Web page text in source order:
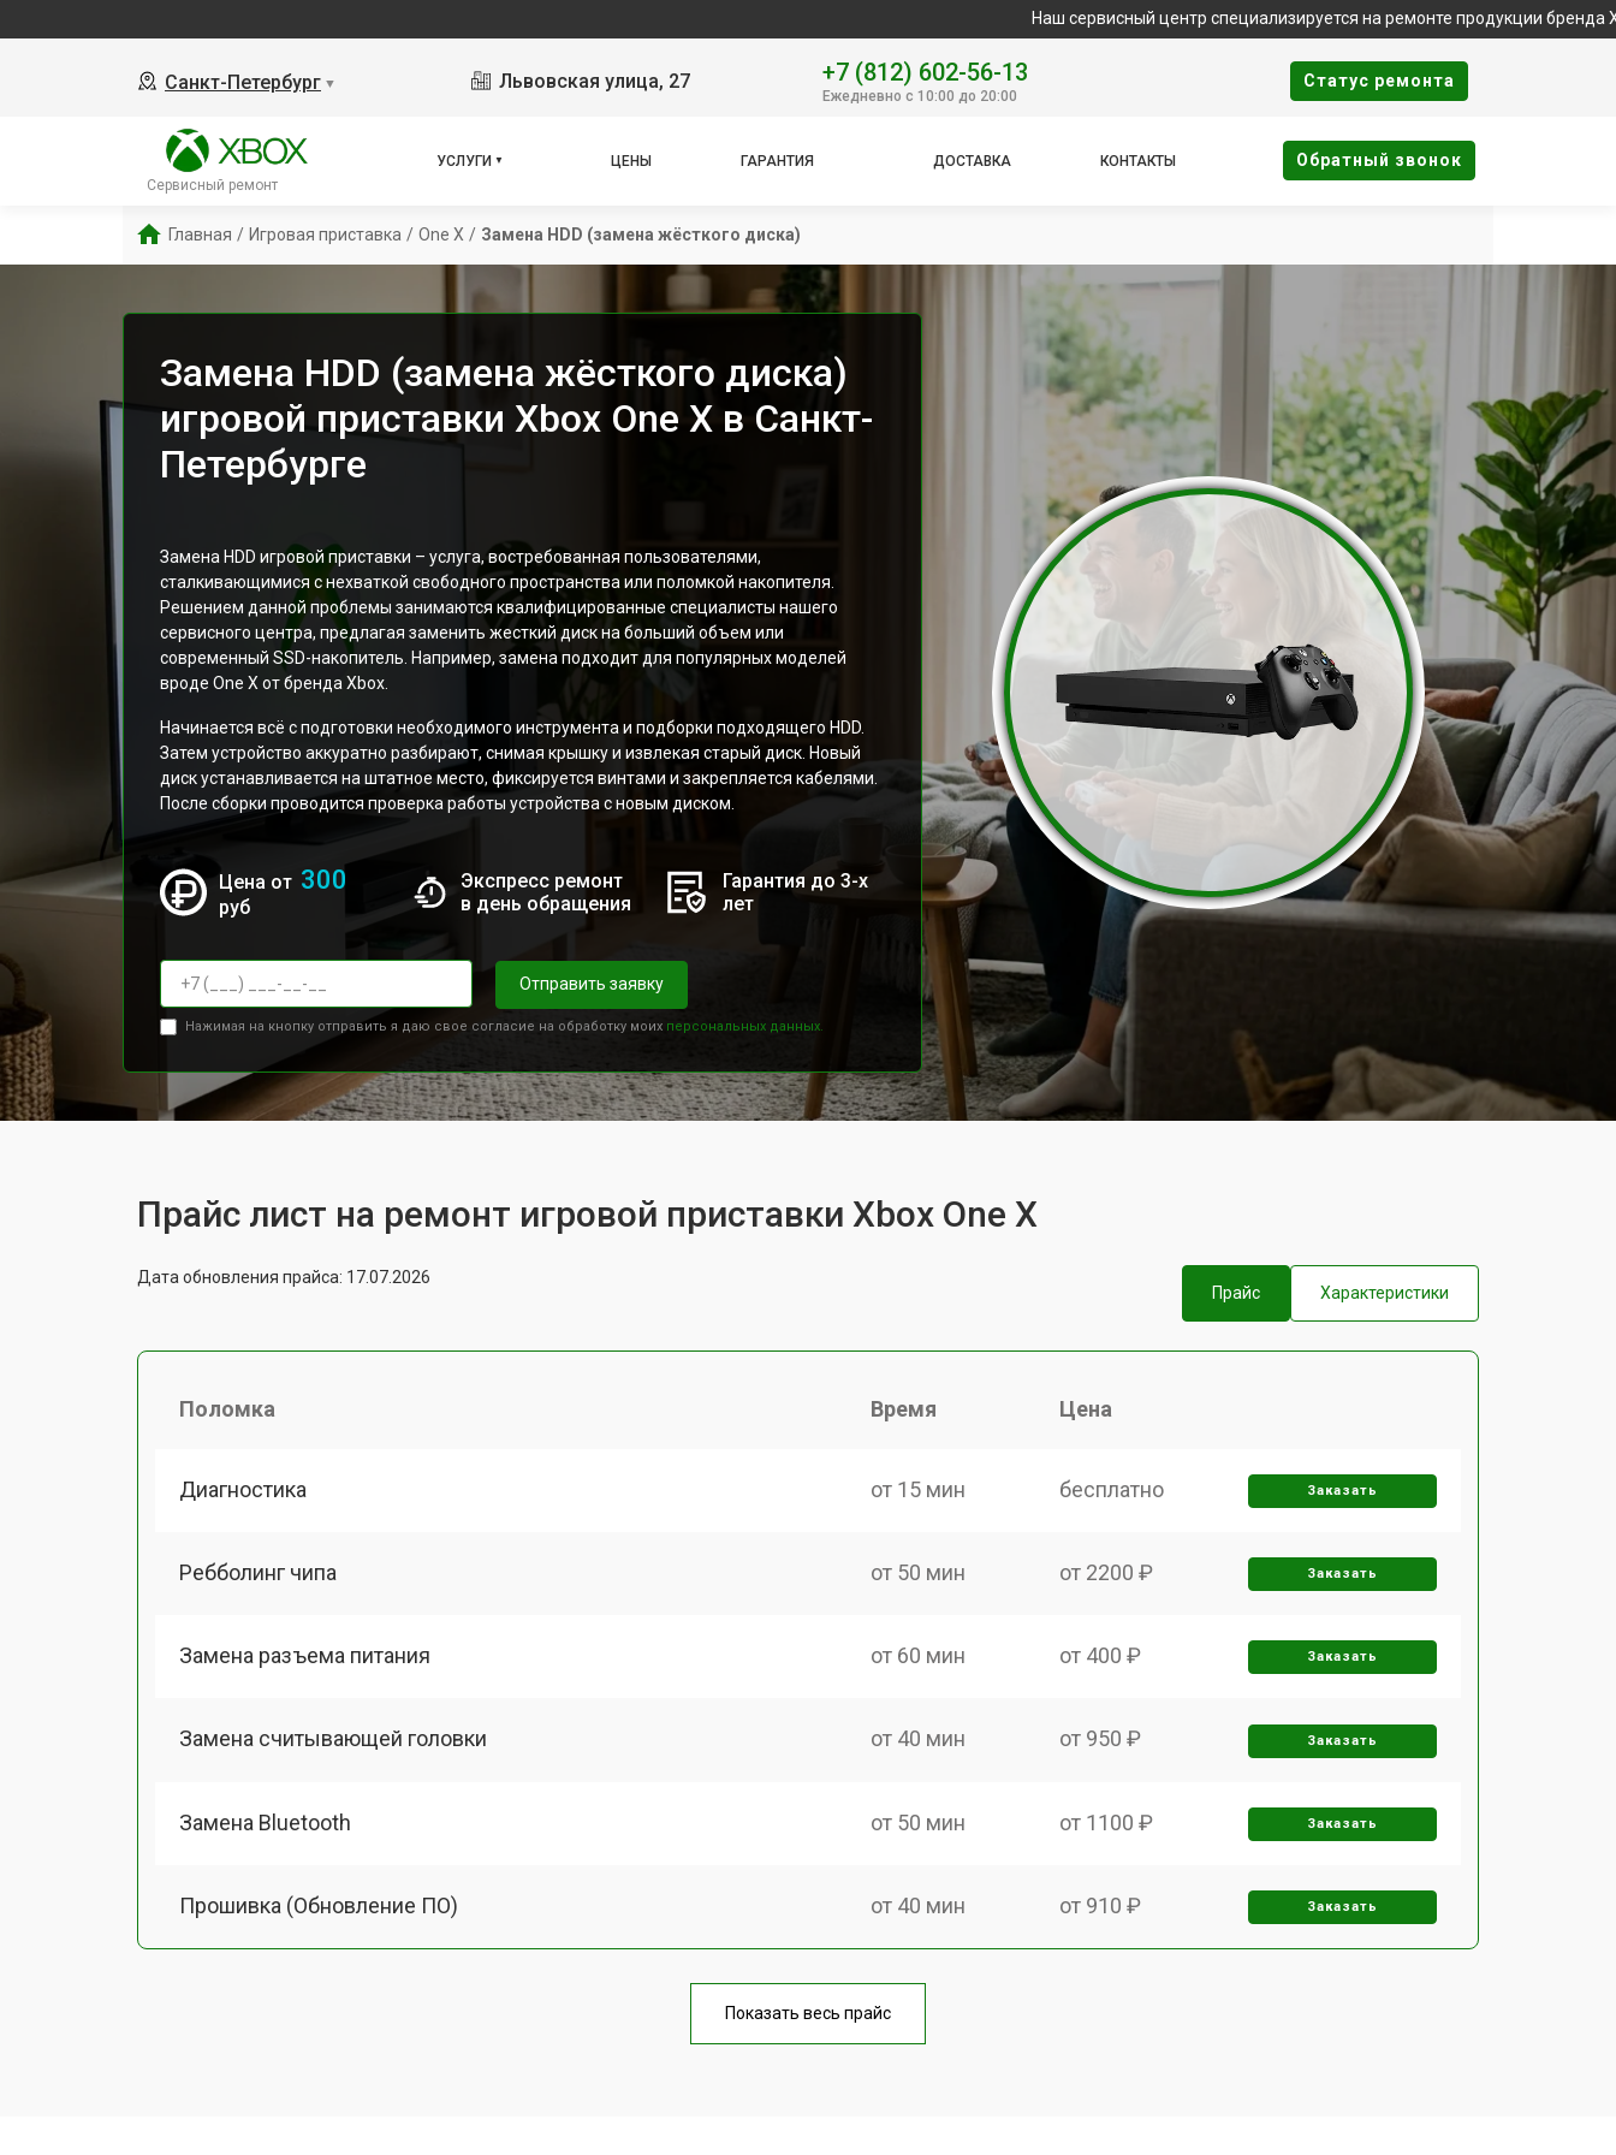
Наш сервисный центр специализируется на ремонте продукции бренда Xbox.
Санкт-Петербург ▼ Львовская улица, 27 +7 (812) 602-56-13
Ежедневно с 10:00 до 20:00
Cтатус ремонта
Сервисный ремонт
УСЛУГИ ЦЕНЫ ГАРАНТИЯ ДОСТАВКА КОНТАКТЫ Oбратный звонок
Главная / Игровая приставка / One X / Замена HDD (замена жёсткого диска)
Замена HDD (замена жёсткого диска)
игровой приставки Xbox One X в Санкт-
Петербурге
Замена HDD игровой приставки – услуга, востребованная пользователями,
сталкивающимися с нехваткой свободного пространства или поломкой накопителя.
Решением данной проблемы занимаются квалифицированные специалисты нашего
сервисного центра, предлагая заменить жесткий диск на больший объем или
современный SSD-накопитель. Например, замена подходит для популярных моделей
вроде One X от бренда Xbox.
Начинается всё с подготовки необходимого инструмента и подборки подходящего HDD.
Затем устройство аккуратно разбирают, снимая крышку и извлекая старый диск. Новый
диск устанавливается на штатное место, фиксируется винтами и закрепляется кабелями.
После сборки проводится проверка работы устройства с новым диском.
Цена от 300
руб
Экспресс ремонт
в день обращения
Гарантия до 3-х
лет
Отправить заявку
Нажимая на кнопку отправить я даю свое согласие на обработку моих персональных данных.
Прайс лист на ремонт игровой приставки Xbox One X
Дата обновления прайса: 17.07.2026
Прайс
Характеристики
Поломка Время Цена
Диагностика от 15 мин бесплатно Заказать
Ребболинг чипа от 50 мин от 2200 ₽ Заказать
Замена разъема питания от 60 мин от 400 ₽ Заказать
Замена считывающей головки от 40 мин от 950 ₽ Заказать
Замена Bluetooth от 50 мин от 1100 ₽ Заказать
Прошивка (Обновление ПО) от 40 мин от 910 ₽ Заказать
от 60 мин
Показать весь прайс